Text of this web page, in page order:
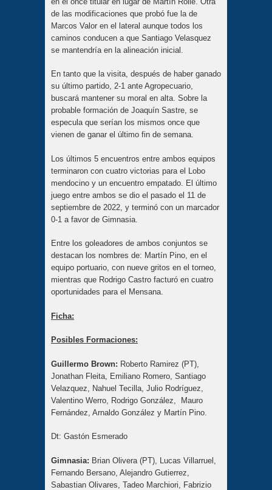
de las modificaciones que probó fue la de
Marcos Valor en el lateral aunque todos los
caminos conducen a que Santiago Velasquez
se mantendría en la alineación inicial.
En tanto que la visita, después de haber ganado
su último partido, 2-1 ante Agropecuario,
buscará mantener su moral en alta. Sobre la
probable formación de Joaquín Sastre, se
especula que serían los mismos once que
vienen de ganar el último fin de semana.
Los últimos 5 encuentros entre ambos equipos
terminaron con cuatro victorias para el Lobo
mendocino y un encuentro empatado. El último
juego entre ambos se dio el pasado el 11 de
septiembre de 2022, y terminó con un marcador
0-1 a favor de Gimnasia.
Entre los goleadores de ambos conjuntos se
destacan los nombres de: Martín Pino, en el
equipo portuario, con nueve gritos en el torneo,
mientras que Rodrigo Castro facturó en cuatro
oportunidades para el Mensana.
Ficha:
Posibles Formaciones:
Guillermo Brown: Roberto Ramirez (PT),
Jonathan Fleita, Emiliano Romero, Santiago
Velazquez, Nahuel Tecilla, Julio Rodríguez,
Valentino Werro, Rodrigo González, Mauro
Fernández, Arnaldo González y Martín Pino.
Dt: Gastón Esmerado
Gimnasia: Brian Olivera (PT), Lucas Villarruel,
Fernando Bersano, Alejandro Gutierrez,
Sabastian Olivares, Tadeo Marchiori, Fabrizio